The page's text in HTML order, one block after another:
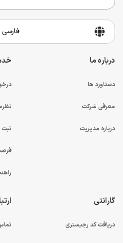
درباره ما
دستاورد ها
معرفی شرکت
درباره مدیریت
گارانتی
دریافت کد رجیستری
فارسی